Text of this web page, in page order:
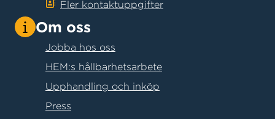
Fler kontaktuppgifter
Om oss
Jobba hos oss
HEM:s hållbarhetsarbete
Upphandling och inköp
Press